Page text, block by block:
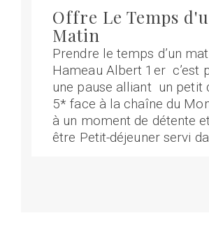
Offre Le Temps
Matin
Prendre le temps d’un
Hameau Albert 1er c’est
une pause alliant un petit
5* face à la chaîne du
à un moment de détente
être Petit-déjeuner servi